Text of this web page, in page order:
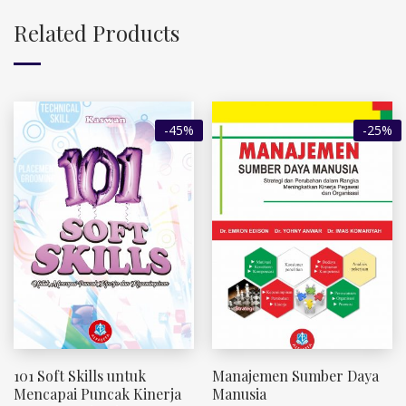
Related Products
-45%
101 Soft Skills untuk
Mencapai Puncak Kinerja
-25%
Manajemen Sumber Daya
Manusia